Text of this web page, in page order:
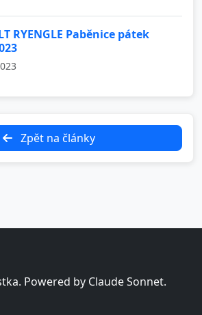
RYENGLE Paběnice pátek
Zpět na články
Powered by Claude Sonnet.